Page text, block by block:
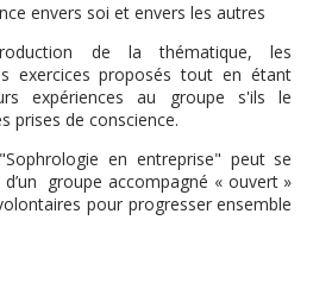
envers soi et envers les autres
de la thématique, les
exercices proposés tout en étant
expériences au groupe s'ils le
prises de conscience.
en entreprise" peut se
groupe accompagné « ouvert »
pour progresser ensemble